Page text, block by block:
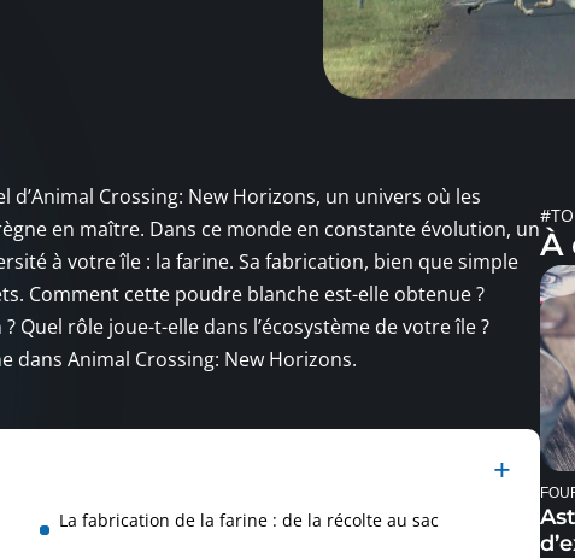
Crossing: New Horizons, un univers où les
en maître. Dans ce monde en constante évolution, un
à votre île : la farine. Sa fabrication, bien que simple
Comment cette poudre blanche est-elle obtenue ?
Quel rôle joue-t-elle dans l’écosystème de votre île ?
dans Animal Crossing: New Horizons.
La fabrication de la farine : de la récolte au sac
À